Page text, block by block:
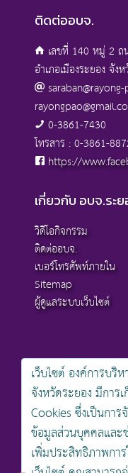
ติดต่ออบจ.
เลขที่ 140 หมู่ 2
อำเภอเมืองระยอง จัง
0-3861-7430
โทรสาร : 0-3861-
https://
เกี่ยวกับ อบจ.ระ
วิดีโอกิจกรรม
ติดต่ออบจ.
เบอร์โทรศัพท์ภายใน
Sitemap
ผู้ดูแลระบบเว็บไซต์
สงวนลิขสิทธิ์ © 2568
นโยบายการคุ้มครองข้อมูลส่
นโยบายการรักษาความมั่นค
นโยบายเว็บไซต์ขององค์ก
ออกแบ
เว็บไซต์ องค์การบริ
จังหวัดระยอง มีการ
Cookies ซึ่งเป็นการ
ข้อมูลส่วนบุคคลและ
เพิ่มประสิทธิภาพกา